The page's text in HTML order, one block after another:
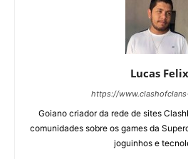
Lucas Felix
https://
Goiano criador da rede de sites
comunidades sobre os games da
joguinhos e